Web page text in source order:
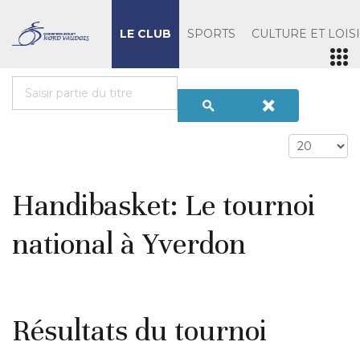
LE CLUB SPORTS CULTURE ET
Handibasket: Le tournoi
national à Yverdon
Résultats du tournoi